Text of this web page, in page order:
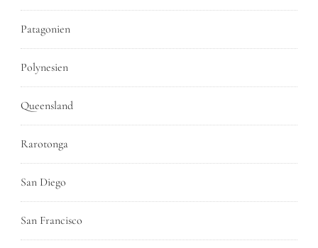
Patagonien
Polynesien
Queensland
Rarotonga
San Diego
San Francisco